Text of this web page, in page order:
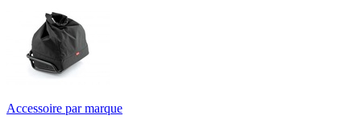
Accessoire par marque